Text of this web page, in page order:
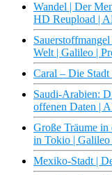
Wandel | Der
HD Reupload |
Welt | Galileo |
Caral – Die
Saudi-Arabien:
offenen Daten |
Große Träume in
in Tokio | Galileo
Mexiko-Stadt |